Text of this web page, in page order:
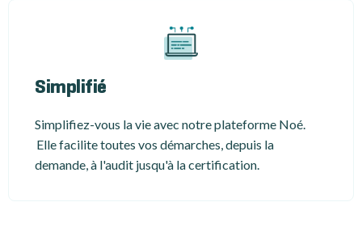
Simplifié
Simplifiez-vous la vie avec notre plateforme Noé.
Elle facilite toutes vos démarches, depuis la
demande, à l'audit jusqu'à la certification.